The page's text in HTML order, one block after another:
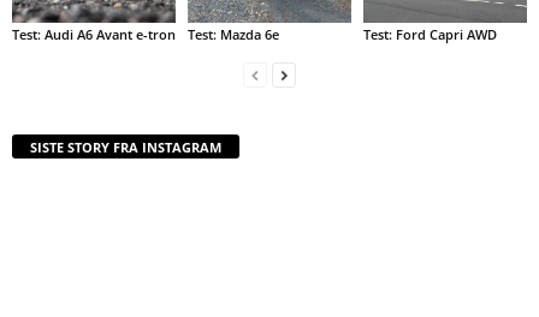
Test: Audi A6 Avant e-tron Test: Mazda 6e Test: Ford Capri AWD
SISTE STORY FRA INSTAGRAM